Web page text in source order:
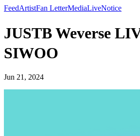
FeedArtistFan LetterMediaLiveNotice
JUSTB Weverse
SIWOO
Jun 21, 2024